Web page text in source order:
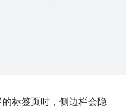
标签页时，侧边栏会隐